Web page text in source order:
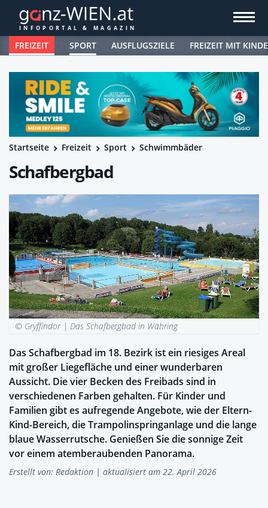
FREIZEIT SPORT AUSFLUGSZIELE FREIZEIT MIT
Startseite Freizeit Sport Schwimmbäder
Schafbergbad
© Gryffindor |Das Schafbergbad in Währing
Das Schafbergbad im 18. Bezirk ist ein riesiges Areal
mit großer Liegefläche und einer wunderbaren
Aussicht. Die vier Becken des Freibads sind in
verschiedenen Farben gehalten. Für Kinder und
Familien gibt es aufregende Angebote, wie der Eltern-
Kind-Bereich, die Trampolinspringanlage und die lange
blaue Wasserrutsche. Genießen Sie die sonnige Zeit
vor einem atemberaubenden Panorama.
Erstellt von: Redaktion | aktualisiert am 22. April 2026